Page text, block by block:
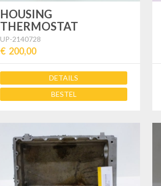
HOUSING
THERMOSTAT
UP-2140728
€ 200,00
DETAILS
BESTEL